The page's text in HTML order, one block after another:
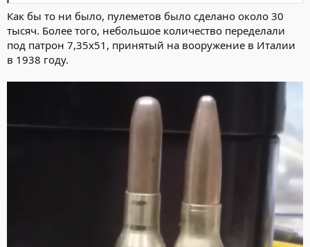
Как бы то ни было, пулеметов было сделано около 30
тысяч. Более того, небольшое количество переделали
под патрон 7,35х51, принятый на вооружение в Италии
в 1938 году.